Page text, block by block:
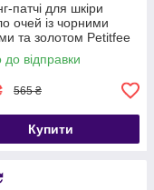
патчі для шкіри
очей із чорними
та золотом Petitfee
& Gold Hydrogel
до відправки
565 ₴
Купити